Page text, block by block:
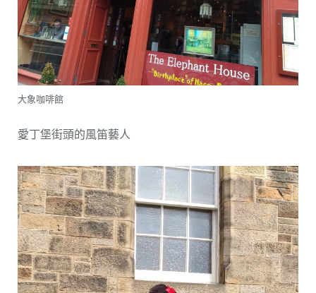
大象咖啡館
愛丁堡街頭的風笛藝人